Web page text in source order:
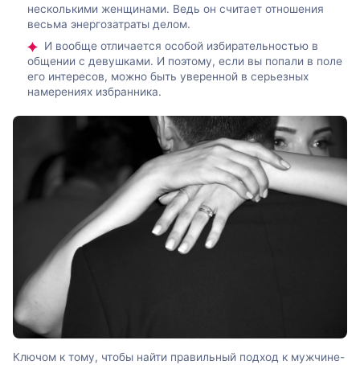
несколькими женщинами. Ведь он считает отношения
весьма энергозатраты делом.
И вообще отличается особой избирательностью в
общении с девушками. И поэтому, если вы попали в поле
его интересов, можно быть уверенной в серьезных
намерениях избранника.
Ключом к тому, чтобы найти правильный подход к мужчине-